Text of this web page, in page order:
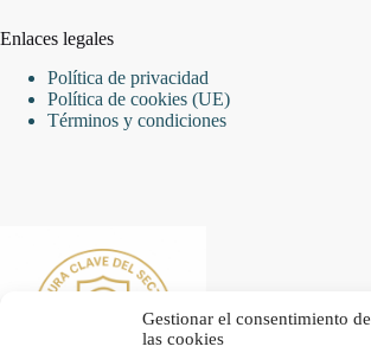
Gestionar el consentimiento de
las cookies
Enlaces legales
Política de privacidad
Política de cookies (UE)
Términos y condiciones